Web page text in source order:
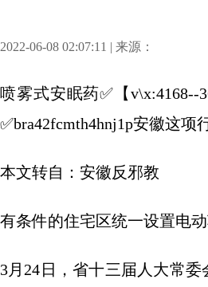
2022-06-08 02:07:11 | 来源：
喷雾式安眠药✅【
✅bra42fcmth4hnj1p安徽这项
本文转自：安徽反邪教
有条件的住宅区统一设置电
3月24日，省十三届人大常